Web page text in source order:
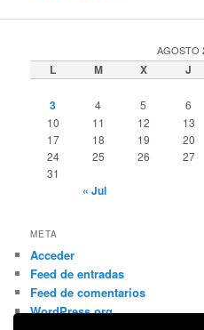
AGOSTO
L M X J
3 4 5 6
10
11 12 13
17
18 19 20
24
25 26 27
31
« Jul
META
Acceder
Feed de entradas
Feed de comentarios
WordPress.org